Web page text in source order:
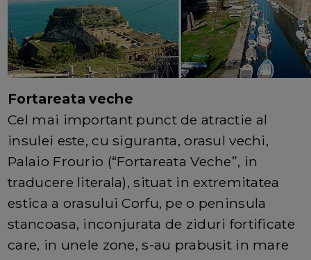
Fortareata veche
Cel mai important punct de atractie al
insulei este, cu siguranta, orasul vechi,
Palaio Frourio (“Fortareata Veche”, in
traducere literala), situat in extremitatea
estica a orasului Corfu, pe o peninsula
stancoasa, inconjurata de ziduri fortificate
care, in unele zone, s-au prabusit in mare